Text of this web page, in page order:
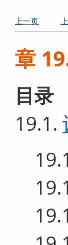
上一页
章
目录
19.1.